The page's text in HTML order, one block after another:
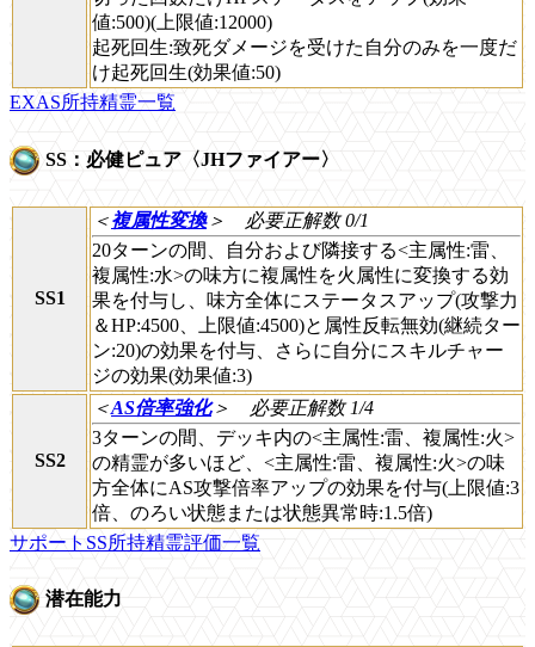
値:500)(上限値:12000)
起死回生:致死ダメージを受けた自分のみを一度だ
け起死回生(効果値:50)
EXAS所持精霊一覧
SS：必健ピュア〈JHファイアー〉
SS1
＜複属性変換＞
必要正解数 0/1
20ターンの間、自分および隣接する<主属性:雷、
複属性:水>の味方に複属性を火属性に変換する効
果を付与し、味方全体にステータスアップ(攻撃力
＆HP:4500、上限値:4500)と属性反転無効(継続ター
ン:20)の効果を付与、さらに自分にスキルチャー
ジの効果(効果値:3)
SS2
＜AS倍率強化＞
必要正解数 1/4
3ターンの間、デッキ内の<主属性:雷、複属性:火>
の精霊が多いほど、<主属性:雷、複属性:火>の味
方全体にAS攻撃倍率アップの効果を付与(上限値:3
倍、のろい状態または状態異常時:1.5倍)
サポートSS所持精霊評価一覧
潜在能力